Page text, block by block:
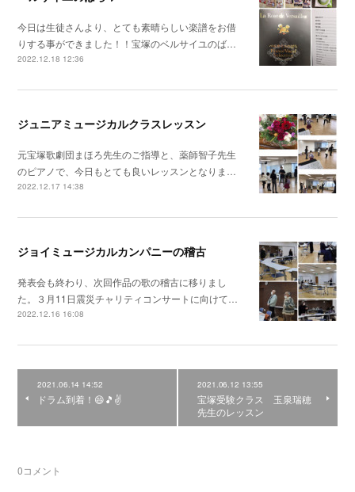
今日は生徒さんより、とても素晴らしい楽譜をお借
りする事ができました！！宝塚のベルサイユのば…
2022.12.18 12:36
ジュニアミュージカルクラスレッスン
元宝塚歌劇団まほろ先生のご指導と、薬師智子先生
のピアノで、今日もとても良いレッスンとなりま…
2022.12.17 14:38
ジョイミュージカルカンパニーの稽古
発表会も終わり、次回作品の歌の稽古に移りまし
た。３月11日震災チャリティコンサートに向けて…
2022.12.16 16:08
2021.06.14 14:52
ドラム到着！😄🎵✌️
2021.06.12 13:55
宝塚受験クラス 玉泉瑞穂
先生のレッスン
0コメント